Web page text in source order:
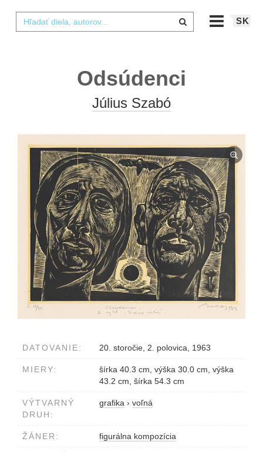
SK
Odsúdenci
Július Szabó
DATOVANIE: 20. storočie, 2. polovica, 1963
MIERY:
šírka 40.3 cm, výška 30.0 cm, výška
43.2 cm, šírka 54.3 cm
VÝTVARNÝ
DRUH:
grafika › voľná
ŽÁNER: figurálna kompozícia